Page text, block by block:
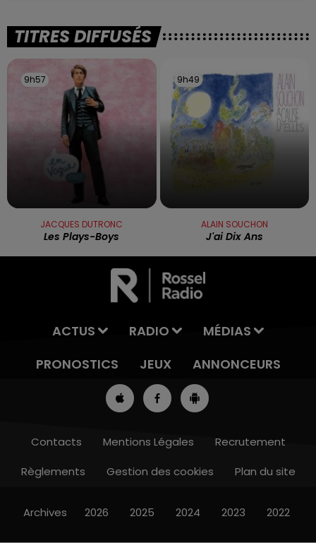
13h00 - 16h00
TITRES DIFFUSÉS
9h57
9h57
JACQUES DUTRONC
Les Plays-Boys
9h49
9h49
ALAIN SOUCHON
J'ai Dix Ans
ACTUS RADIO
MÉDIAS
PRONOSTICS
JEUX ANNONCEURS
Contacts Mentions Légales
Recrutement
Règlements
Gestion des cookies Plan du site
Archives 2026 2025 2024 2023 2022